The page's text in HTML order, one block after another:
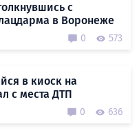
с
в Воронеже
0 573
в киоск на
с места ДТП
0 636